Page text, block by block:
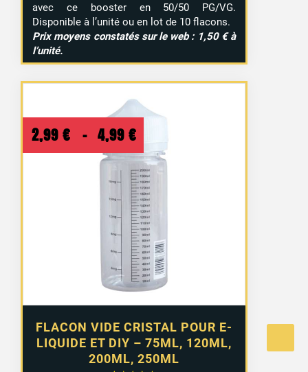
avec ce booster en 50/50 PG/VG.
Disponible à l’unité ou en lot de 10 flacons.
Prix moyens constatés sur le web : 1,50 € à
l’unité.
FLACON VIDE CRISTAL POUR E-
LIQUIDE ET DIY – 75ML, 120ML,
200ML, 250ML
2,99 € – 4,99 €
de
prix :
2,99 €
à
4,99 €